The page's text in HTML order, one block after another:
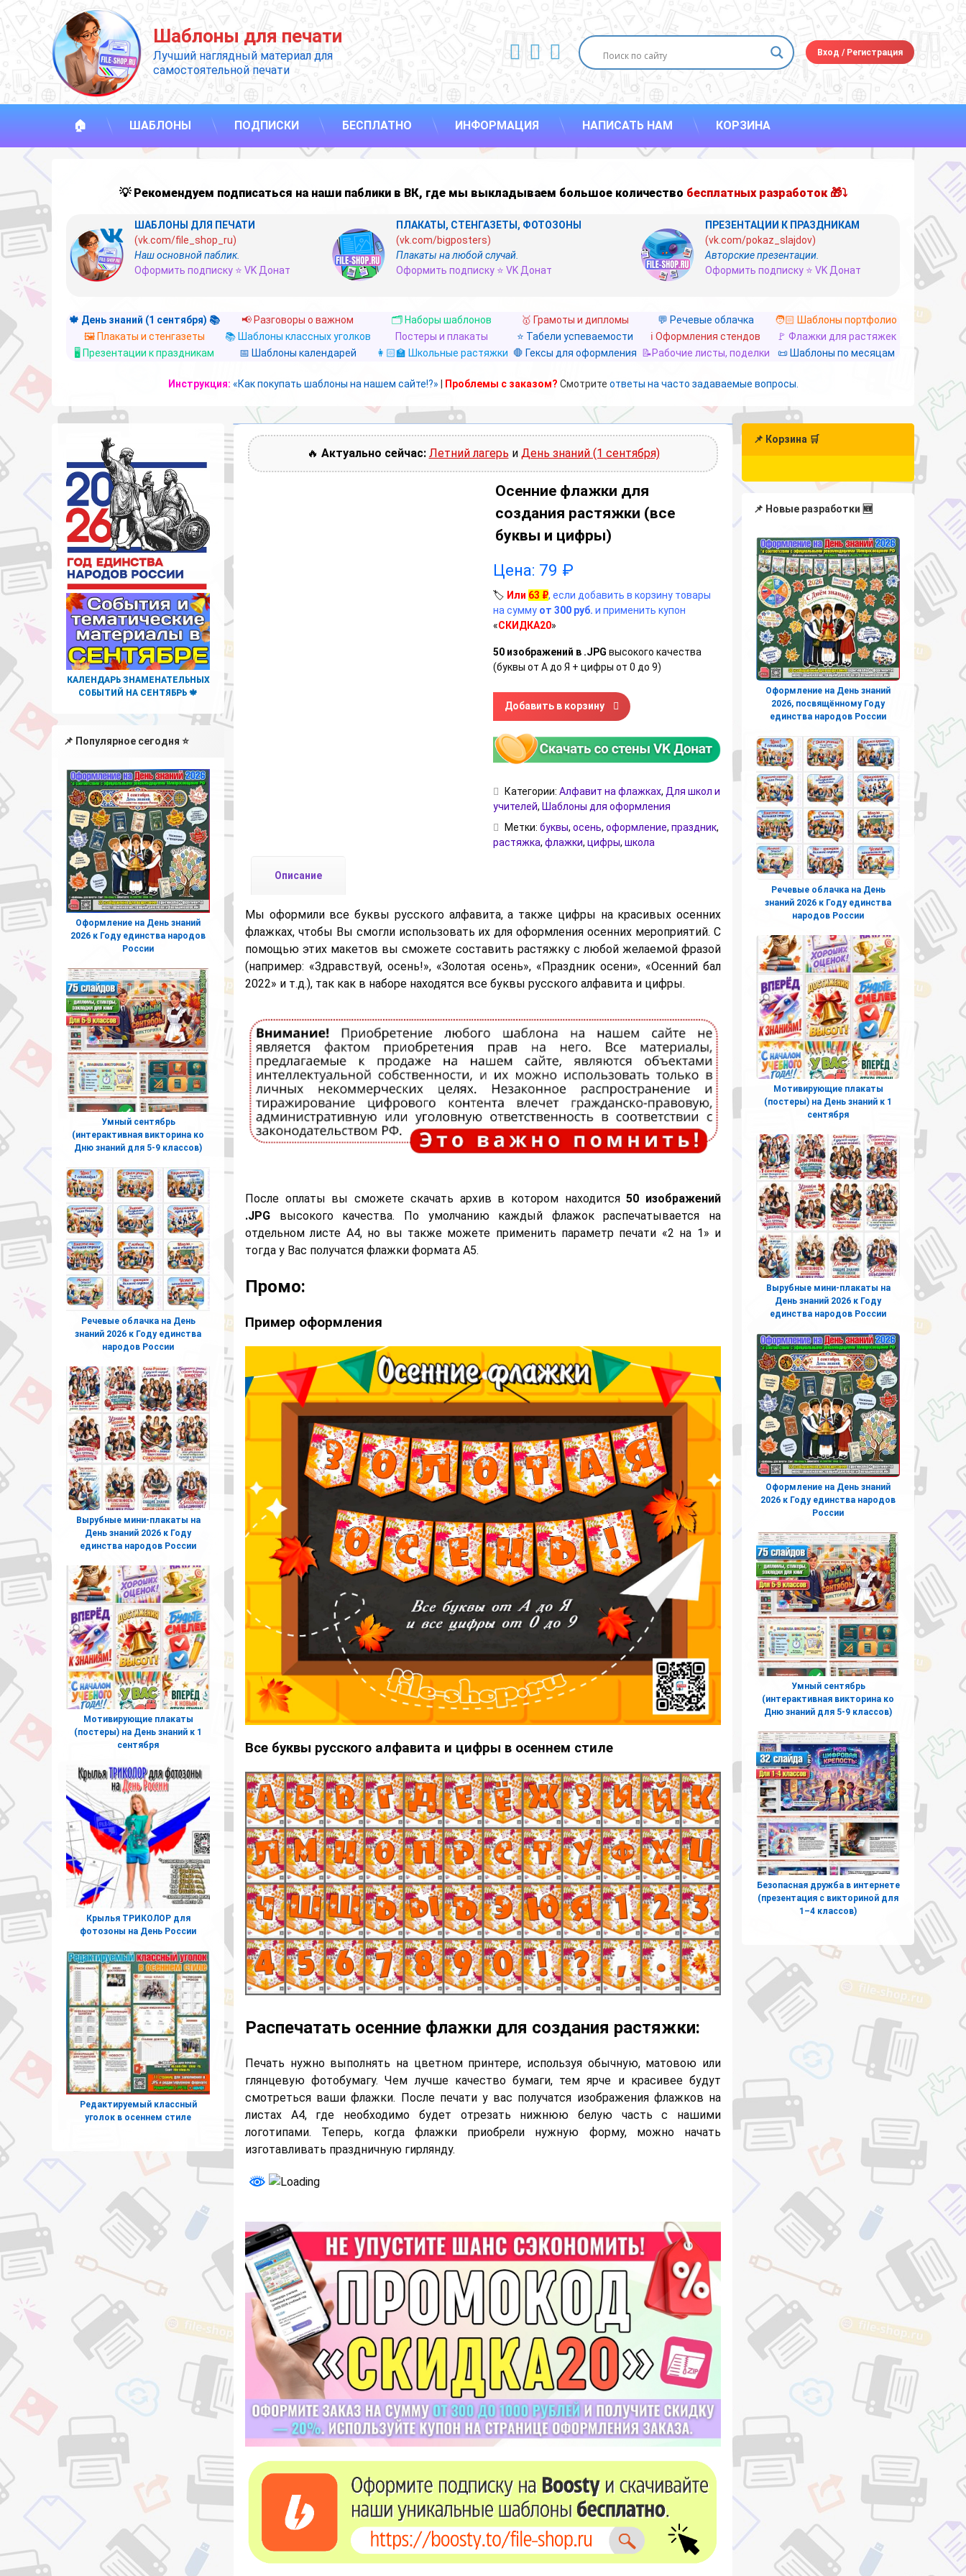
Перейти
к
содержимому
Шаблоны для печати
Лучший наглядный материал для
самостоятельной печати
ВКонтакте
YouTube
E-mail Вход /Регистрация
🏠 ШАБЛОНЫ ПОДПИСКИ БЕСПЛАТНО ИНФОРМАЦИЯ НАПИСАТЬ НАМ КОРЗИНА
💡 Рекомендуем подписаться на наши паблики в ВК, где мы выкладываем большое количество бесплатных разработок 🎁⤵
ШАБЛОНЫ ДЛЯ ПЕЧАТИ
(vk.com/file_shop_ru)
Наш основной паблик.
Оформить подписку ⭐ VK Донат
ПЛАКАТЫ, СТЕНГАЗЕТЫ, ФОТОЗОНЫ
(vk.com/bigposters)
Плакаты на любой случай.
Оформить подписку ⭐ VK Донат
ПРЕЗЕНТАЦИИ К ПРАЗДНИКАМ
(vk.com/pokaz_slajdov)
Авторские презентации.
Оформить подписку ⭐ VK Донат
🍁 День знаний (1 сентября) 📚 📢 Разговоры о важном 🗂️ Наборы шаблонов 🥇 Грамоты и дипломы 💬 Речевые облачка
🧑🏻 Шаблоны портфолио
🖼️ Плакаты и стенгазеты
📚 Шаблоны классных уголков Постеры и плакаты ⭐ Табели успеваемости ℹ️ Оформления стендов
🚩 Флажки для растяжек
🖥️ Презентации к праздникам
📅 Шаблоны календарей 👩🏻‍🏫 Школьные растяжки 🛑 Гексы для оформления 📝Рабочие листы, поделки 📜 Шаблоны по месяцам
Инструкция: «Как покупать шаблоны на нашем сайте!?» Проблемы с заказом? Смотрите ответы на часто задаваемые вопросы.
🔥 Актуально сейчас: Летний лагерь и День знаний (1 сентября)
Осенние флажки для
создания растяжки (все
буквы и цифры)
Цена: 79 ₽
🏷️ Или 63 ₽, если добавить в корзину товары
на сумму от 300 руб. и применить купон
«СКИДКА20»
50 изображений в .JPG высокого качества
(буквы от А до Я + цифры от 0 до 9)
Количество товара Осенние флажки для создания растяжки (все буквы и цифры)
Добавить в корзину
Категории: Алфавит на флажках, Для школ и
учителей, Шаблоны для оформления
Метки: буквы, осень, оформление, праздник,
растяжка, флажки, цифры, школа
Описание
Мы оформили все буквы русского алфавита, а также цифры на красивых осенних
флажках, чтобы Вы смогли использовать их для оформления осенних мероприятий. С
помощью этих макетов вы сможете составить растяжку с любой желаемой фразой
(например: «Здравствуй, осень!», «Золотая осень», «Праздник осени», «Осенний бал
2022» и т.д.), так как в наборе находятся все буквы русского алфавита и цифры.
После оплаты вы сможете скачать архив в котором находится50 изображений
.JPG высокого качества. По умолчанию каждый флажок распечатывается на
отдельном листе А4, но вы также можете применить параметр печати «2 на 1» и
тогда у Вас получатся флажки формата А5.
Промо:
Пример оформления
Все буквы русского алфавита и цифры в осеннем стиле
Распечатать осенние флажки для создания растяжки:
Печать нужно выполнять на цветном принтере, используя обычную, матовою или
глянцевую фотобумагу. Чем лучше качество бумаги, тем ярче и красивее будут
смотреться ваши флажки. После печати у вас получатся изображения флажков на
листах А4, где необходимо будет отрезать нижнюю белую часть с нашими
логотипами. Теперь, когда флажки приобрели нужную форму, можно начать
изготавливать праздничную гирлянду.
КАЛЕНДАРЬ ЗНАМЕНАТЕЛЬНЫХ
СОБЫТИЙ НА СЕНТЯБРЬ 🍁
📌 Популярное сегодня ⭐
Оформление на День знаний
2026 к Году единства народов
России
Умный сентябрь
(интерактивная викторина ко
Дню знаний для 5-9 классов)
Речевые облачка на День
знаний 2026 к Году единства
народов России
Вырубные мини-плакаты на
День знаний 2026 к Году
единства народов России
Мотивирующие плакаты
(постеры) на День знаний к 1
сентября
Крылья ТРИКОЛОР для
фотозоны на День России
Редактируемый классный
уголок в осеннем стиле
📌 Корзина 🛒
📌 Новые разработки 🆕
Оформление на День знаний
2026, посвящённому Году
единства народов России
Речевые облачка на День
знаний 2026 к Году единства
народов России
Мотивирующие плакаты
(постеры) на День знаний к 1
сентября
Вырубные мини-плакаты на
День знаний 2026 к Году
единства народов России
Оформление на День знаний
2026 к Году единства народов
России
Умный сентябрь
(интерактивная викторина ко
Дню знаний для 5-9 классов)
Безопасная дружба в интернете
(презентация с викториной для
1–4 классов)